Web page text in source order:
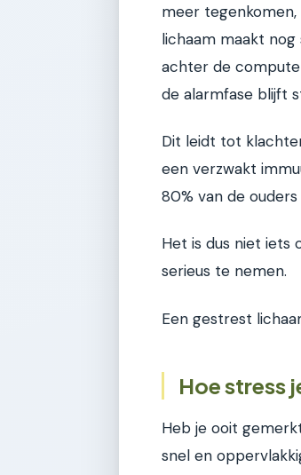
meer tegenkomen,
lichaam maakt
achter de
de alarmfase blijft
Dit leidt tot
een verzwakt
80% van de
Het is dus niet iets
serieus te nemen.
Een gestrest
Hoe stress
Heb je ooit
snel en